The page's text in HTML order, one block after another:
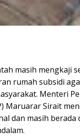
masih mengkaji
rumah subsidi
Menteri
Maruarar Sirait
dan masih berada